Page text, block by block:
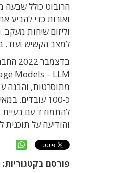
הרובוט כולל שבעה
ואורות כדי להביע
וליזום שיחות
למצב הקשיש ועוד.
בדצמבר 2022 החברה השיקה את הדור השניח, ElliQ 2.0, אשר כולל טכנולוגיות
Models – LLM)
מתוסרטות, והבנה
והודיעה על תוכנית
פורסם בקטגוריות: